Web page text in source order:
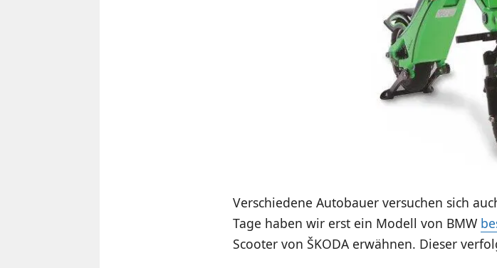
Verschiedene Autobauer versuchen sich
Tage haben wir erst ein Modell von BMW
Scooter von ŠKODA erwähnen. Dieser